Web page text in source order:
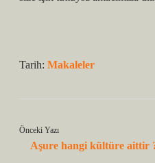
Tarih: Makaleler
Önceki Yazı
Aşure hangi kültüre aittir